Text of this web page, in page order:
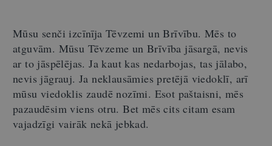
Mūsu senči izcīnīja Tēvzemi un Brīvību. Mēs to
atguvām. Mūsu Tēvzeme un Brīvība jāsargā, nevis
ar to jāspēlējas. Ja kaut kas nedarbojas, tas jālabo,
nevis jāgrauj. Ja neklausāmies pretējā viedoklī, arī
mūsu viedoklis zaudē nozīmi. Esot paštaisni, mēs
pazaudēsim viens otru. Bet mēs cits citam esam
vajadzīgi vairāk nekā jebkad.